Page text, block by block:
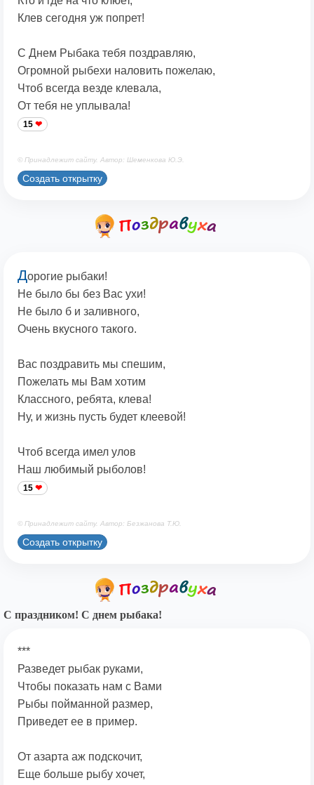
Клев сегодня уж попрет!
С Днем Рыбака тебя поздравляю,
Огромной рыбехи наловить пожелаю,
Чтоб всегда везде клевала,
От тебя не уплывала!
15
© Принадлежит сайту. Автор: Шеменкова Ю.Э.
Создать открытку
Дорогие рыбаки!
Не было бы без Вас ухи!
Не было б и заливного,
Очень вкусного такого.
Вас поздравить мы спешим,
Пожелать мы Вам хотим
Классного, ребята, клева!
Ну, и жизнь пусть будет клеевой!
Чтоб всегда имел улов
Наш любимый рыболов!
15
© Принадлежит сайту. Автор: Безжанова Т.Ю.
Создать открытку
С праздником! С днем рыбака!
***
Разведет рыбак руками,
Чтобы показать нам с Вами
Рыбы пойманной размер,
Приведет ее в пример.
От азарта аж подскочит,
Еще больше рыбу хочет,